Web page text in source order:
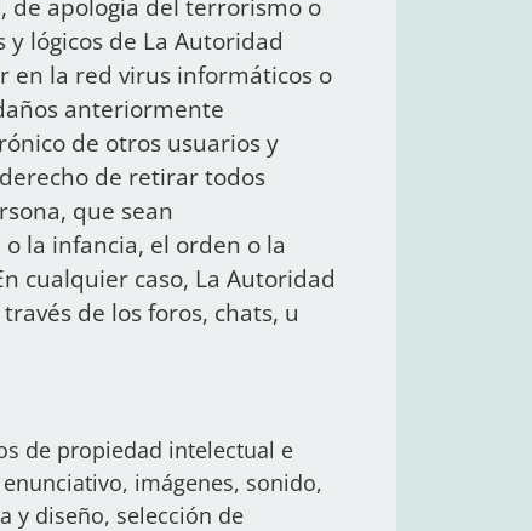
de apología del terrorismo o
lógicos de La Autoridad
en la red virus informáticos o
anteriormente
de otros usuarios y
de retirar todos
que sean
la infancia, el orden o la
cualquier caso, La Autoridad
de los foros, chats, u
de propiedad intelectual e
imágenes, sonido,
y diseño, selección de